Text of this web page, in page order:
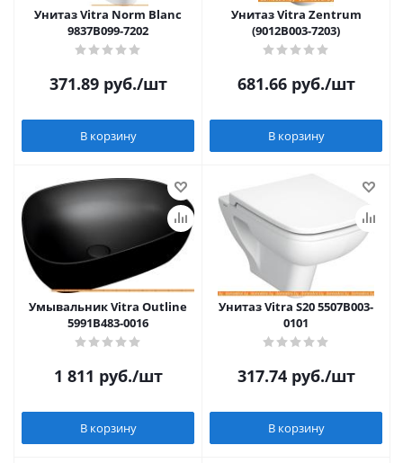
Унитаз Vitra Norm Blanc
9837B099-7202
371.89руб./шт
В корзину
Унитаз Vitra Zentrum
(9012B003-7203)
681.66руб./шт
В корзину
Умывальник Vitra Outline
5991B483-0016
1 811 руб./шт
В корзину
Унитаз Vitra S20 5507B003-
0101
317.74руб./шт
В корзину